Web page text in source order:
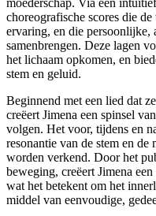
moederschap. Via een
choreografische scores die
ervaring, en die persoonlijke,
samenbrengen. Deze lagen
het lichaam opkomen, en
stem en geluid.
Beginnend met een lied dat
creëert Jimena een spinsel
volgen. Het voor, tijdens en
resonantie van de stem en
worden verkend. Door het
beweging, creëert Jimena
wat het betekent om het
middel van eenvoudige,